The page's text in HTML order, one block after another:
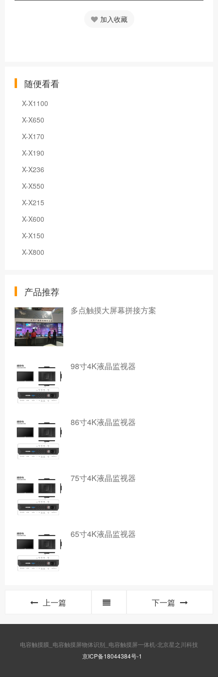
加入收藏
随便看看
X-X1100
X-X650
X-X170
X-X190
X-X236
X-X550
X-X215
X-X600
X-X150
X-X800
产品推荐
多点触摸大屏幕拼接方案
98寸4K液晶监视器
86寸4K液晶监视器
75寸4K液晶监视器
65寸4K液晶监视器
上一篇 下一篇
电容触摸膜_电容触摸屏物体识别_电容触摸屏一体机-北京星之川科技
京ICP备18044384号-1